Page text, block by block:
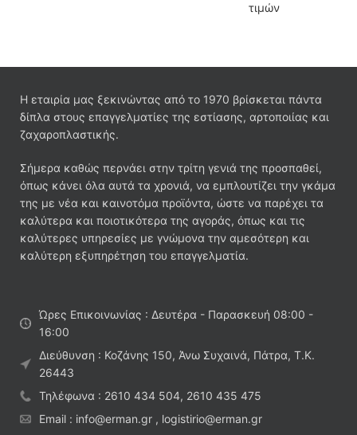
τιμών
Η εταιρία μας ξεκινώντας από το 1970 βρίσκεται πάντα
δίπλα στους επαγγελματίες της εστίασης, αρτοποιίας και
ζαχαροπλαστικής.
Σήμερα καθώς περνάει στην τρίτη γενιά της προσπαθεί,
όπως κάνει όλα αυτά τα χρονιά, να εμπλουτίζει την γκάμα
της με νέα και καινοτόμα προϊόντα, ώστε να παρέχει τα
καλύτερα και ποιοτικότερα της αγοράς, όπως και τις
καλύτερες υπηρεσίες με γνώμονα την αμεσότερη και
καλύτερη εξυπηρέτηση του επαγγελματία.
Ώρες Επικοινωνίας : Δευτέρα - Παρασκευή 08:00 -
16:00
Διεύθυνση : Κοζάνης 150, Άνω Συχαινά, Πάτρα, Τ.Κ.
26443
Τηλέφωνα : 2610 434 504, 2610 435 475
Email : info@erman.gr , logistirio@erman.gr